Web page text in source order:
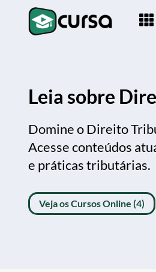
Leia sobre
Domine o Direito
Acesse conteúdos
e práticas tributárias.
Veja os Cursos Online (4)